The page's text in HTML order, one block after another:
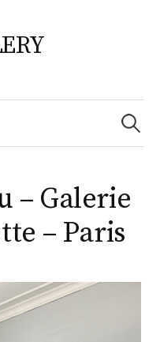
Search
for:
– Galerie
– Paris